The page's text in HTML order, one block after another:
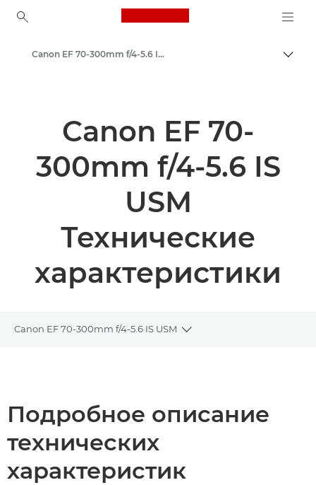
Canon Logo, back to
Canon EF 70-300mm f/4-5.6 IS USM - Объективы - Камера и фотообъективы
Canon EF 70-
300mm f/4-5.6 IS
USM
Технические
характеристики
Canon EF 70-300mm f/4-5.6 IS USM
Toggle breadcrumbs
Подробное описание
технических
характеристик